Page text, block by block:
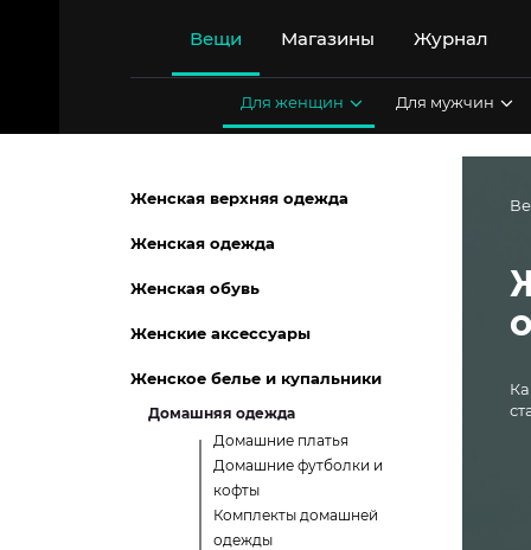
Вещи Магазины Журнал
Для женщин Для мужчин
Женская верхняя одежда
Женская одежда
Женская обувь
Женские аксессуары
Женское белье и купальники
Домашняя одежда
Домашние платья
Домашние футболки и
кофты
Комплекты домашней
одежды